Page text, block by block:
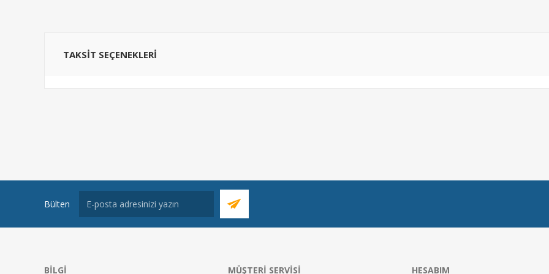
TAKSIT SEÇENEKLERI
Bülten
BILGI MÜŞTERI SERVISI HESABIM